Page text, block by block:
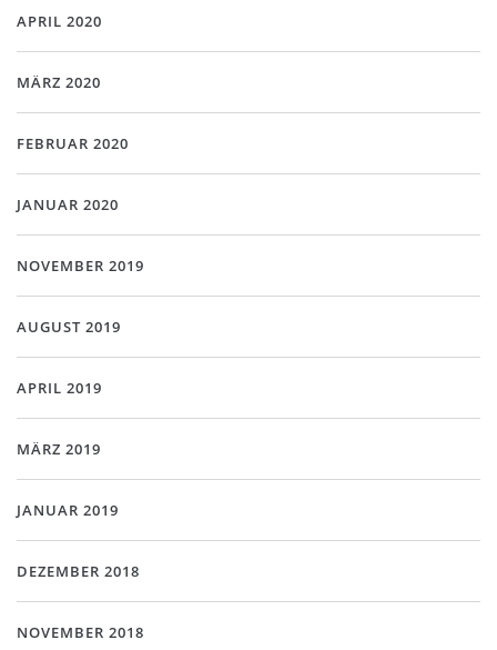
APRIL 2020
MÄRZ 2020
FEBRUAR 2020
JANUAR 2020
NOVEMBER 2019
AUGUST 2019
APRIL 2019
MÄRZ 2019
JANUAR 2019
DEZEMBER 2018
NOVEMBER 2018